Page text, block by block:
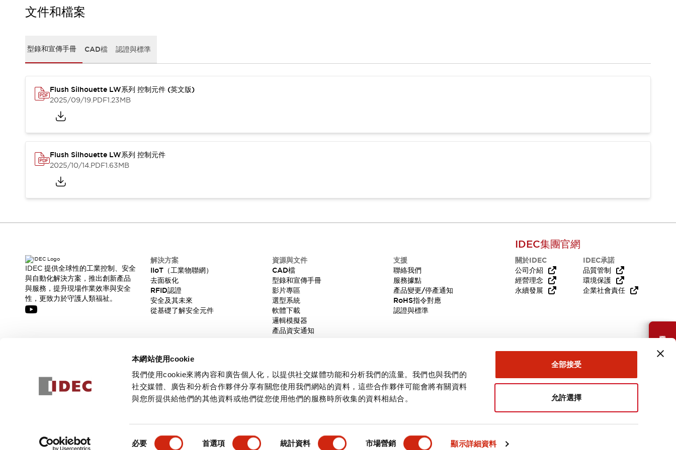
本網站使用cookie
我們使用cookie來將內容和廣告個人化，以提供社交媒體功能和分析我們的流量。我們也與我們的
社交媒體、廣告和分析合作夥伴分享有關您使用我們網站的資料，這些合作夥伴可能會將有關資料
與您所提供給他們的其他資料或他們從您使用他們的服務時所收集的資料相結合。
必要 首選項 統計資料 市場營銷 顯示詳細資料
全部接受
允許選擇
型錄和宣傳手冊
軟體下載
邏輯模擬器
產品資安通知
服務據點
產品變更/停產通知
需要幫助嗎？
文件和檔案
型錄和宣傳手冊 CAD檔 認證與標準
Flush Silhouette LW系列 控制元件 (英文版)
2025/09/19.PDF1.23MB
Flush Silhouette LW系列 控制元件
2025/10/14.PDF1.63MB
產品詳情 主要特點 規格 文件和檔案
IDEC 提供全球性的工業控制、安全
與自動化解決方案，推出創新產品
與服務，提升現場作業效率與安全
性，更致力於守護人類福祉。
解決方案
IIoT（工業物聯網）
去面板化
RFID認證
安全及其未來
從基礎了解安全元件
資源與文件
CAD檔
型錄和宣傳手冊
影片專區
選型系統
軟體下載
邏輯模擬器
產品資安通知
支援
聯絡我們
服務據點
產品變更/停產通知
RoHS指令對應
認證與標準
IDEC集團官網
關於IDEC
公司介紹
經營理念
永續發展
IDEC承諾
品質管制
環境保護
企業社會責任
訂閱
隱私權政策使用條款 台灣